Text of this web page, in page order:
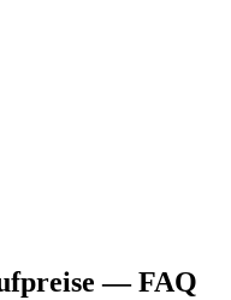
— FAQ